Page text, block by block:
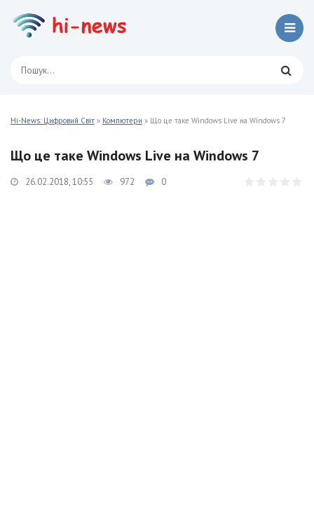
Hi-News: Цифровий Світ » Компютери » Що це таке Windows Live на Windows 7
Що це таке Windows Live на Windows 7
26.02.2018, 10:55 972 0